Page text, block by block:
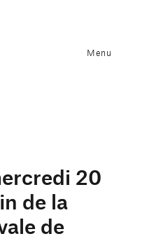
Menu
20
de la
de